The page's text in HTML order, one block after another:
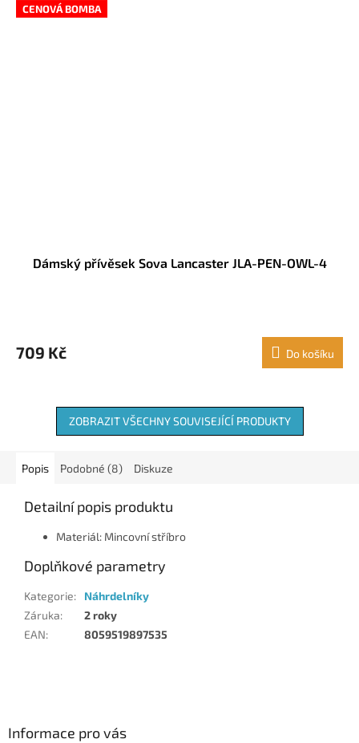
CENOVÁ BOMBA
Dámský přívěsek Sova Lancaster JLA-PEN-OWL-4
709 Kč Do košíku
ZOBRAZIT VŠECHNY SOUVISEJÍCÍ PRODUKTY
Popis Podobné (8) Diskuze
Detailní popis produktu
Materiál: Mincovní stříbro
Doplňkové parametry
Kategorie:
Náhrdelníky
Záruka:
2 roky
EAN: 8059519897535
Informace pro vás